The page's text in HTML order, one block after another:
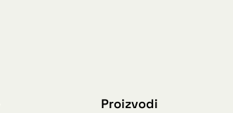
Proizvodi